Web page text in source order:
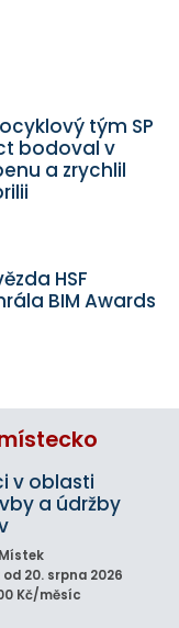
tým SP
bodoval v
a zrychlil
HSF
BIM Awards
v oblasti
a údržby
20. srpna 2026
Kč/měsíc